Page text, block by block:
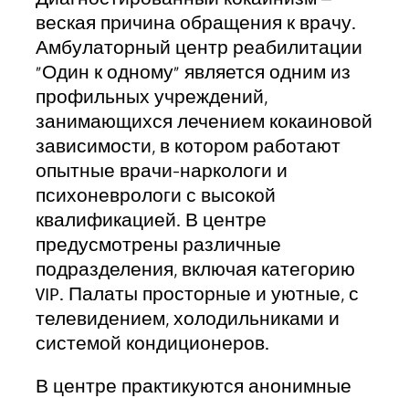
веская причина обращения к врачу.
Амбулаторный центр реабилитации
«Один к одному» является одним из
профильных учреждений,
занимающихся лечением кокаиновой
зависимости, в котором работают
опытные врачи-наркологи и
психоневрологи с высокой
квалификацией. В центре
предусмотрены различные
подразделения, включая категорию
VIP. Палаты просторные и уютные, с
телевидением, холодильниками и
системой кондиционеров.
В центре практикуются анонимные